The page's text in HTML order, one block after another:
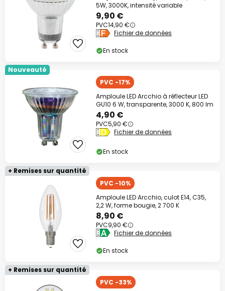
5W, 3000K, intensité variable
9,90 €
PVC14,90 €
Fichier de données
En stock
Nouveauté
PVC -17%
Amploule LED Arcchio à réflecteur LED
GU10 6 W, transparente, 3000 K, 800 lm
4,90 €
PVC5,90 €
Fichier de données
En stock
+ Remises sur quantité
PVC -10%
Amploule LED Arcchio, culot E14, C35,
2,2 W, forme bougie, 2 700 K
8,90 €
PVC9,90 €
Fichier de données
En stock
+ Remises sur quantité
PVC -33%